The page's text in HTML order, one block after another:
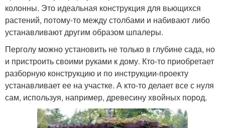
колонны. Это идеальная конструкция для вьющихся
растений, потому-то между столбами и набивают либо
устанавливают другим образом шпалеры.
Перголу можно установить не только в глубине сада, но
и пристроить своими руками к дому. Кто-то приобретает
разборную конструкцию и по инструкции-проекту
устанавливает ее на участке. А кто-то делает все с нуля
сам, используя, например, древесину хвойных пород.